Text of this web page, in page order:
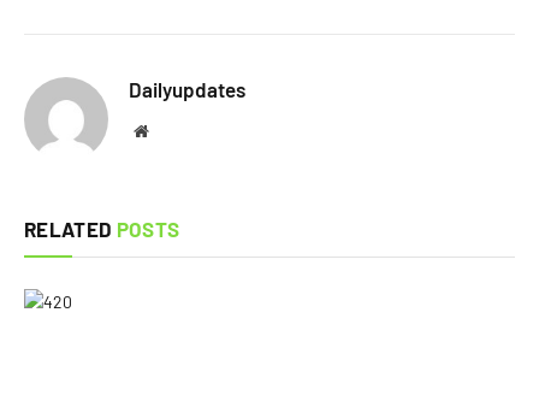
Dailyupdates
Website
RELATED POSTS